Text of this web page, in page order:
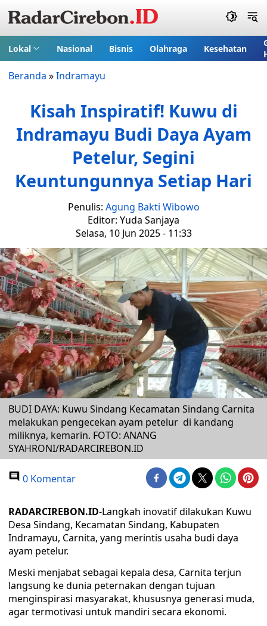
Lokal Nasional Bisnis Olahraga Kesehatan
Beranda »Indramayu
Kisah Inspiratif! Kuwu di
Indramayu Budi Daya Ayam
Petelur, Segini
Keuntungunnya Setiap Hari
Penulis: Agung Bakti Wibowo
Editor: Yuda Sanjaya
Selasa, 10 Jun 2025 - 11:33
BUDI DAYA: Kuwu Sindang Kecamatan Sindang Carnita
melakukan pengecekan ayam petelur di kandang
miliknya, kemarin. FOTO: ANANG
SYAHRONI/RADARCIREBON.ID
0 Komentar
RADARCIREBON.ID-Langkah inovatif dilakukan Kuwu
Desa Sindang, Kecamatan Sindang, Kabupaten
Indramayu, Carnita, yang merintis usaha budi daya
ayam petelur.
Meski menjabat sebagai kepala desa, Carnita terjun
langsung ke dunia peternakan dengan tujuan
menginspirasi masyarakat, khususnya generasi muda,
agar termotivasi untuk mandiri secara ekonomi.